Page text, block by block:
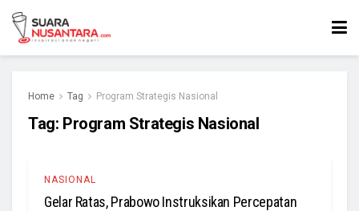
Home Tag Program Strategis Nasional
Tag: Program Strategis Nasional
NASIONAL
Gelar Ratas, Prabowo Instruksikan Percepatan